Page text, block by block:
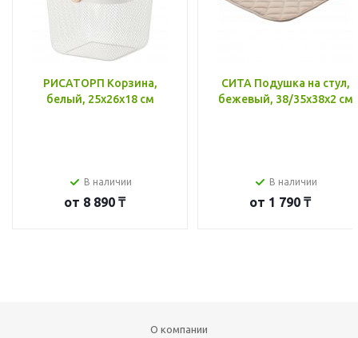
РИСАТОРП Корзина,
белый, 25x26x18 см
В наличии
от 8 890 ₸
СИТА Подушка на стул,
бежевый, 38/35x38x2 см
В наличии
от 1 790 ₸
О компании